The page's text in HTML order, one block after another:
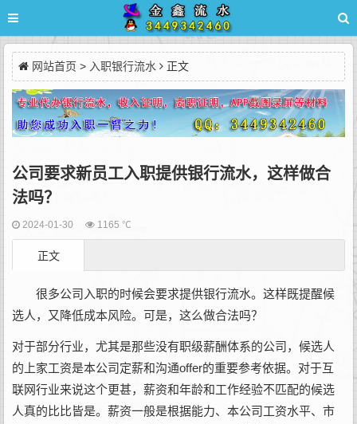
网站首页 > 入职银行流水 正文
公司要求新员工入职提供银行流水，这样做合
法吗？
2024-01-30 1165 ℃
正文
很多公司入职的时候会要求提供银行流水。这样既提醒候
选人，又降低成本风险。可是，这么做合法吗？
对于部分行业，尤其是那些没有职级薪酬体系的公司，候选人
的上家工资是本公司定薪和沟通offer的重要参考依据。对于互
联网行业来说这个更甚，薪资和年龄和工作经验不匹配的候选
人真的比比皆是。薪资一般是根据能力、本公司工资水平、市